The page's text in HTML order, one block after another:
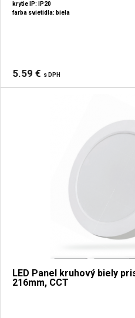
krytie IP: IP20
farba svietidla: biela
5.59 € s DPH
LED Panel kruhový biely
216mm, CCT